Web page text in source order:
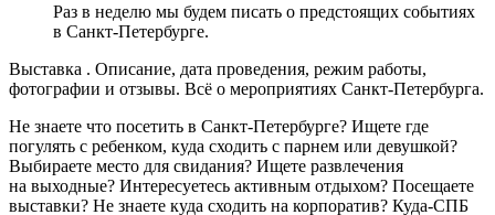
Раз в неделю мы будем писать о предстоящих событиях
в Санкт-Петербурге.
Выставка . Описание, дата проведения, режим работы,
фотографии и отзывы. Всё о мероприятиях Санкт-Петербурга.
Не знаете что посетить в Санкт-Петербурге? Ищете где
погулять с ребенком, куда сходить с парнем или девушкой?
Выбираете место для свидания? Ищете развлечения
на выходные? Интересуетесь активным отдыхом? Посещаете
выставки? Не знаете куда сходить на корпоратив? Куда-СПБ